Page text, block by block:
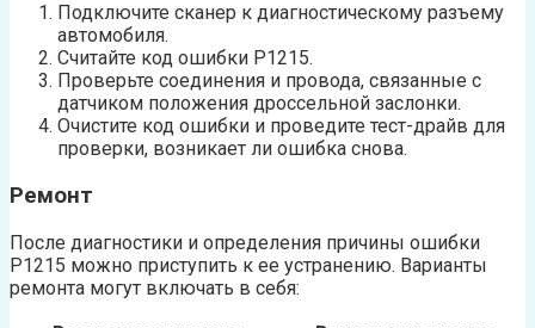
Подключите сканер к диагностическому разъему
автомобиля.
Считайте код ошибки P1215.
Проверьте соединения и провода, связанные с
датчиком положения дроссельной заслонки.
Очистите код ошибки и проведите тест-драйв для
проверки, возникает ли ошибка снова.
Ремонт
После диагностики и определения причины ошибки
P1215 можно приступить к ее устранению. Варианты
ремонта могут включать в себя: